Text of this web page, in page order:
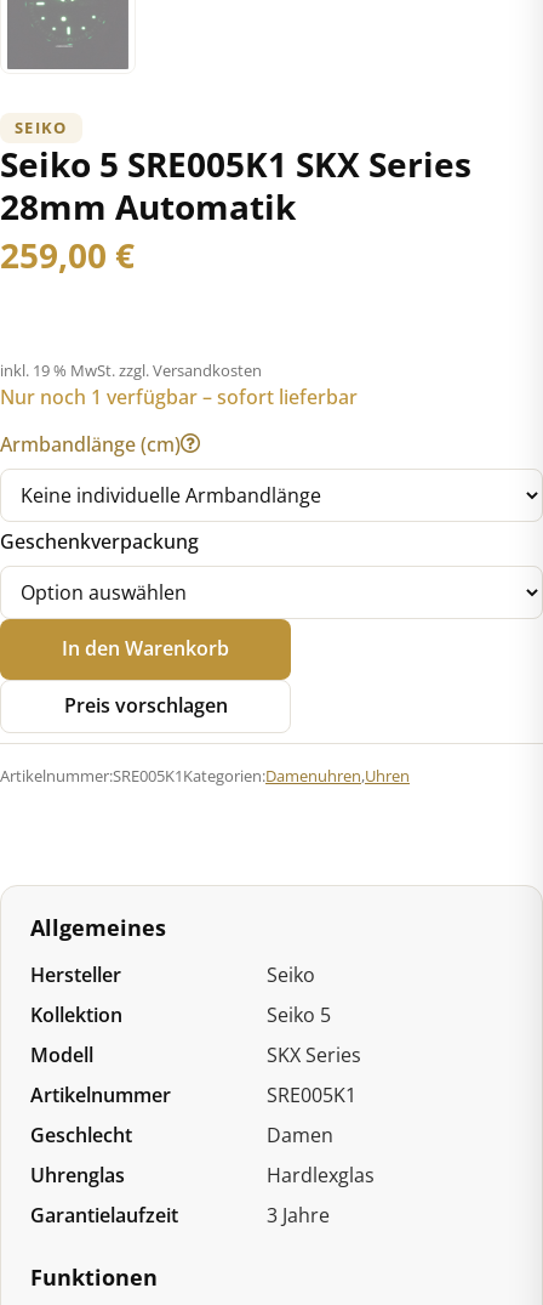
SEIKO
Seiko 5 SRE005K1 SKX Series
28mm Automatik
259,00 €
inkl. 19 % MwSt.zzgl. Versandkosten
Nur noch 1 verfügbar – sofort lieferbar
Armbandlänge (cm)
Geschenkverpackung
Seiko
SRE005K1
SKX
28mm
In den Warenkorb
Preis vorschlagen
Artikelnummer:SRE005K1Kategorien:Damenuhren,Uhren
Allgemeines
Hersteller
Seiko
Kollektion
Seiko 5
Modell
SKX Series
Artikelnummer
SRE005K1
Geschlecht
Damen
Uhrenglas
Hardlexglas
Garantielaufzeit
3 Jahre
Funktionen